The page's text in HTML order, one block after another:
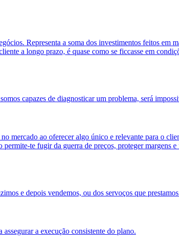
Representa a soma dos investimentos feitos em
a longo prazo, é quase como se ficcasse em
capazes de diagnosticar um problema, será
mercado ao oferecer algo único e relevante para o
te fugir da guerra de preços, proteger margens
e depois vendemos, ou dos servoços que
a execução consistente do plano.